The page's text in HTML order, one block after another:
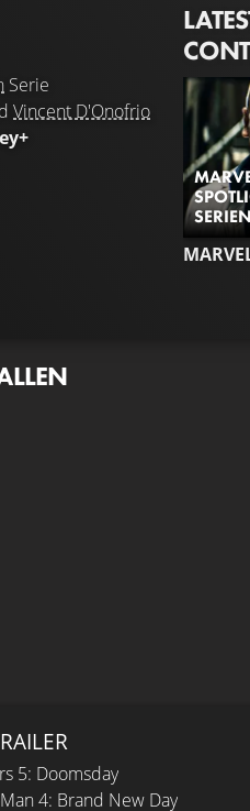
Serie
Vincent D'Onofrio
5: Doomsday
4: Brand New Day